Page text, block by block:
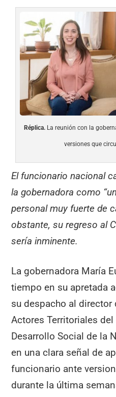
Réplica. La reunión con la
versiones que
El funcionario nacional
la gobernadora como
personal muy fuerte de
obstante, su regreso al
sería inminente.
La gobernadora María
tiempo en su apretada
su despacho al director
Actores Territoriales
Desarrollo Social de la
en una clara señal de
funcionario ante
durante la última